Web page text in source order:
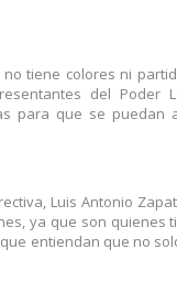
tiene colores ni
del
para que se
Luis Antonio
ya que son
entiendan que no